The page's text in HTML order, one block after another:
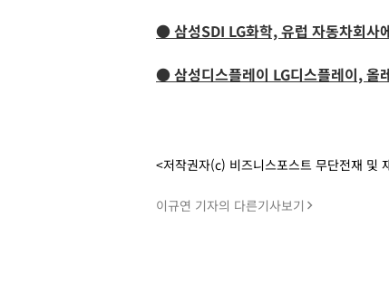
● 삼성SDI LG화학, 유럽 자동차회사
● 삼성디스플레이 LG디스플레이, 올
<저작권자(c) 비즈니스포스트 무단전재 및
이규연 기자의 다른기사보기